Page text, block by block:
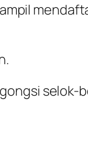
selok-